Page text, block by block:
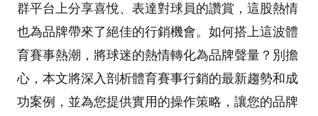
群平台上分享喜悅、表達對球員的讚賞，這股熱情
也為品牌帶來了絕佳的行銷機會。如何搭上這波體
育賽事熱潮，將球迷的熱情轉化為品牌聲量？別擔
心，本文將深入剖析體育賽事行銷的最新趨勢和成
功案例，並為您提供實用的操作策略，讓您的品牌